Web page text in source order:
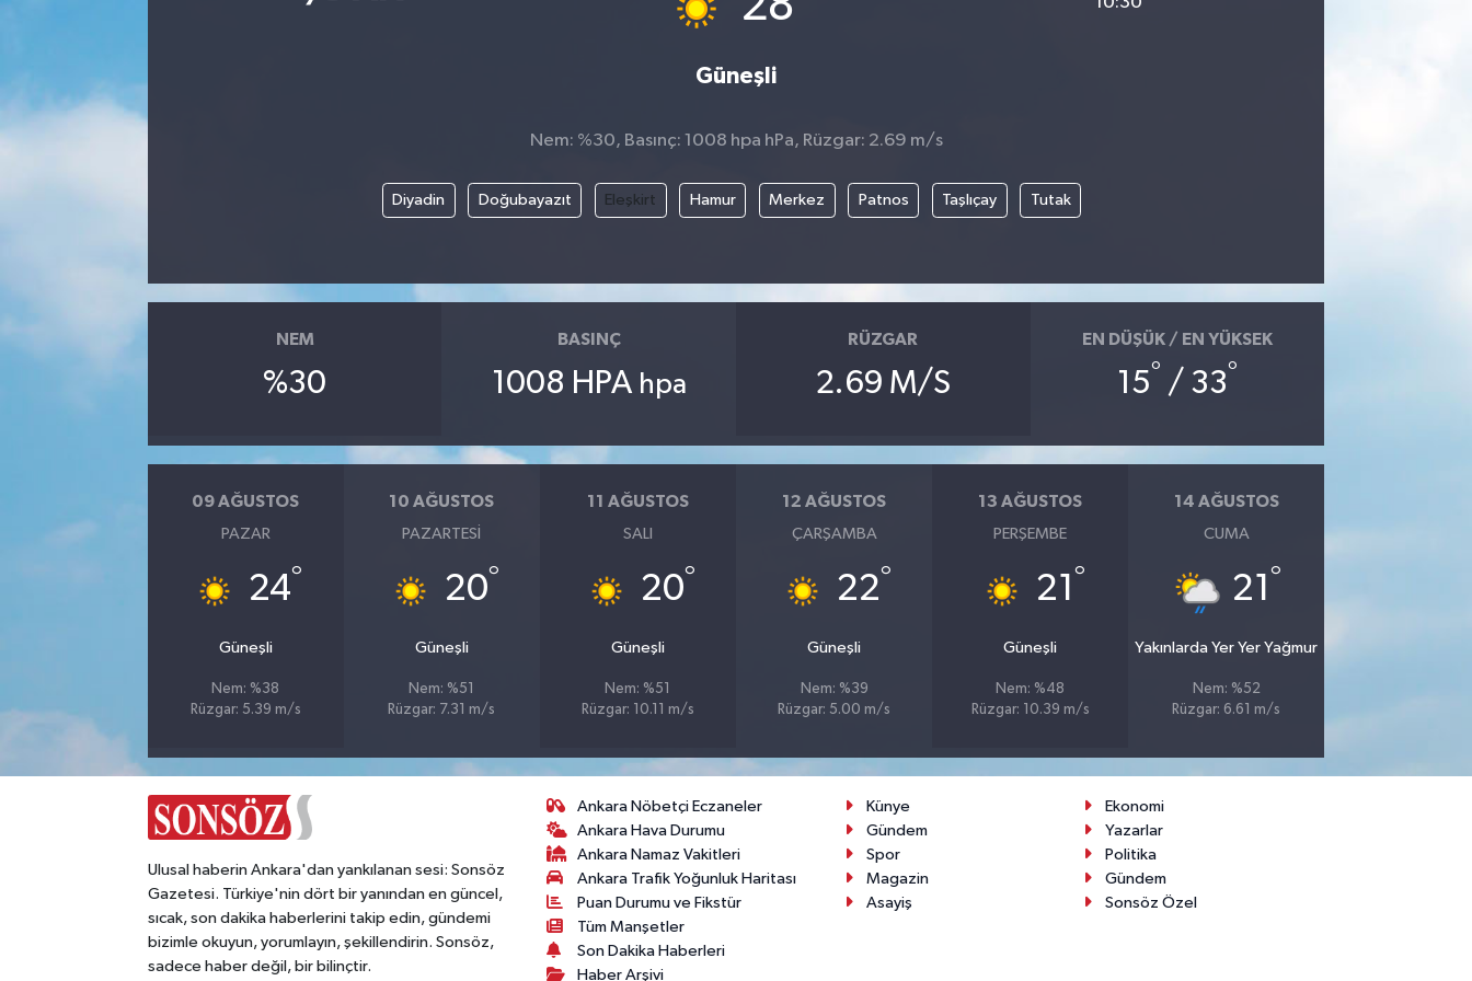
Güneşli
Nem: %30, Basınç: 1008 hpa hPa, Rüzgar: 2.69 m/s
Diyadin Doğubayazıt Eleşkirt Hamur Merkez Patnos Taşlıçay Tutak
NEM
%30
BASINÇ
1008 HPA hpa
RÜZGAR
2.69 M/S
EN DÜŞÜK / EN YÜKSEK
15° / 33°
09 AĞUSTOS
PAZAR
24°
Güneşli
Nem: %38
Rüzgar: 5.39 m/s
10 AĞUSTOS
PAZARTESI
20°
Güneşli
Nem: %51
Rüzgar: 7.31 m/s
11 AĞUSTOS
SALI
20°
Güneşli
Nem: %51
Rüzgar: 10.11 m/s
12 AĞUSTOS
ÇARŞAMBA
22°
Güneşli
Nem: %39
Rüzgar: 5.00 m/s
13 AĞUSTOS
PERŞEMBE
21 °
Güneşli
Nem: %48
Rüzgar: 10.39 m/s
14 AĞUSTOS
CUMA
21 °
Yakınlarda Yer Yer Yağmur
Nem: %52
Rüzgar: 6.61 m/s
Ulusal haberin Ankara'dan yankılanan sesi: Sonsöz
Gazetesi. Türkiye'nin dört bir yanından en güncel,
sıcak, son dakika haberlerini takip edin, gündemi
bizimle okuyun, yorumlayın, şekillendirin. Sonsöz,
sadece haber değil, bir bilinçtir.
Ankara Nöbetçi Eczaneler
Ankara Hava Durumu
Ankara Namaz Vakitleri
Ankara Trafik Yoğunluk Haritası
Puan Durumu ve Fikstür
Tüm Manşetler
Son Dakika Haberleri
Haber Arşivi
Künye
Ekonomi
Gündem
Yazarlar
Spor
Politika
Magazin
Gündem
Asayiş
Sonsöz Özel
Eleman
Sokak Hayvanlarını Sahiplendirme
Sonsöz Özel